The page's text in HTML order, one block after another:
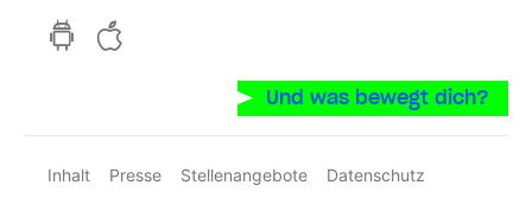
hvv switch App auf GooglePlay
Und was bewegt dich?
Inhalt Presse Stellenangebote
Datenschutz